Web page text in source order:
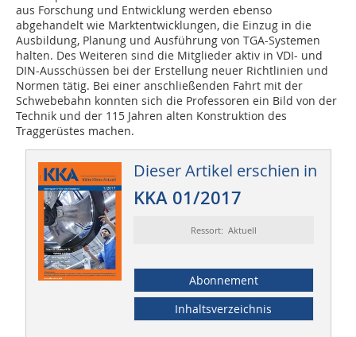
aus Forschung und Entwicklung werden ebenso
abgehandelt wie Marktentwicklungen, die Einzug in die
Ausbildung, Planung und Ausführung von TGA-Systemen
halten. Des Weiteren sind die Mitglieder aktiv in VDI- und
DIN-Ausschüssen bei der Erstellung neuer Richtlinien und
Normen tätig. Bei einer anschließenden Fahrt mit der
Schwebebahn konnten sich die Professoren ein Bild von der
Technik und der 115 Jahren alten Konstruktion des
Traggerüstes machen.
Dieser Artikel erschien in
KKA 01/2017
Ressort: Aktuell
Abonnement
Inhaltsverzeichnis